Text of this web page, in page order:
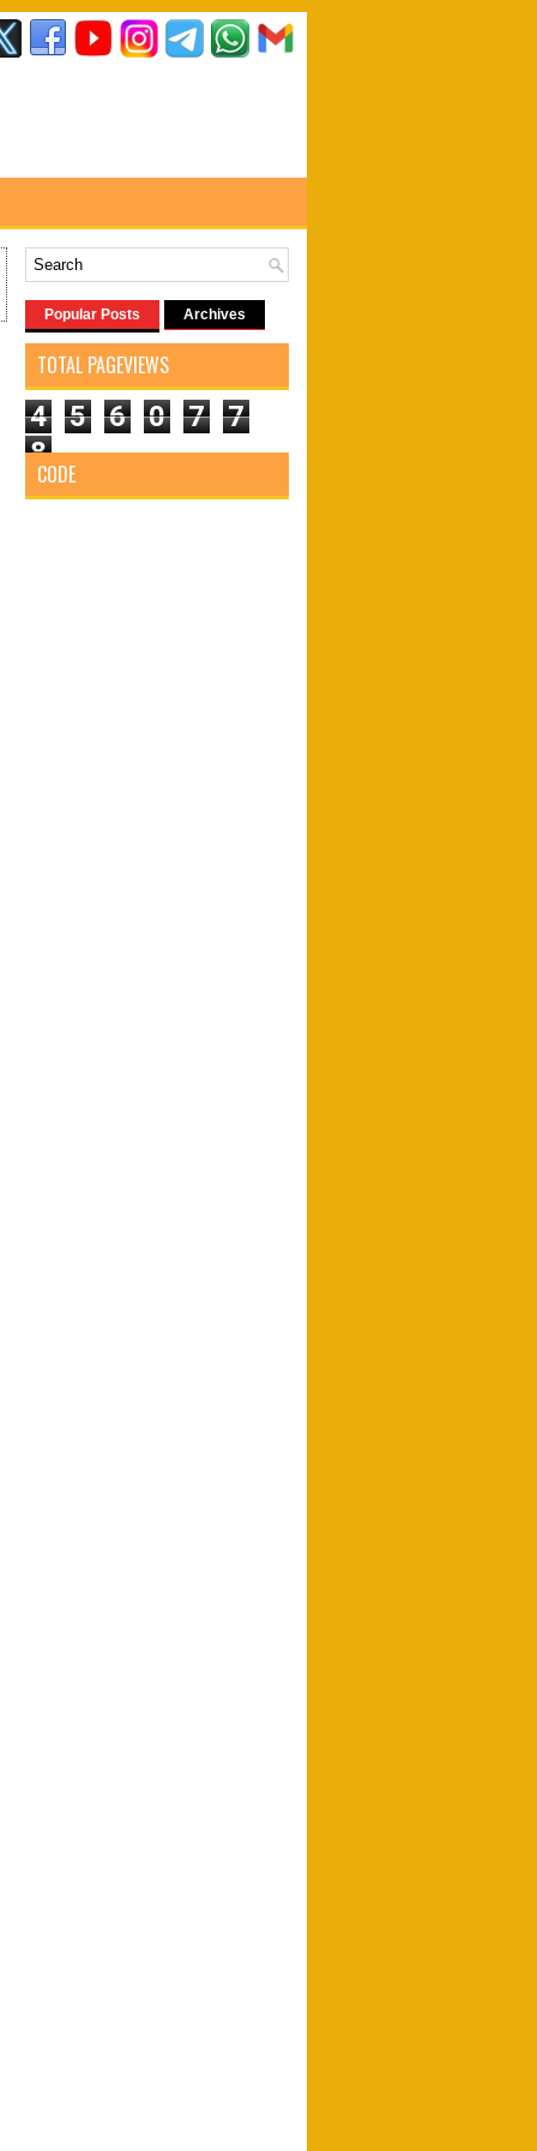
Popular Posts Archives
TOTAL PAGEVIEWS
4 5 6 0 7
7
8
CODE